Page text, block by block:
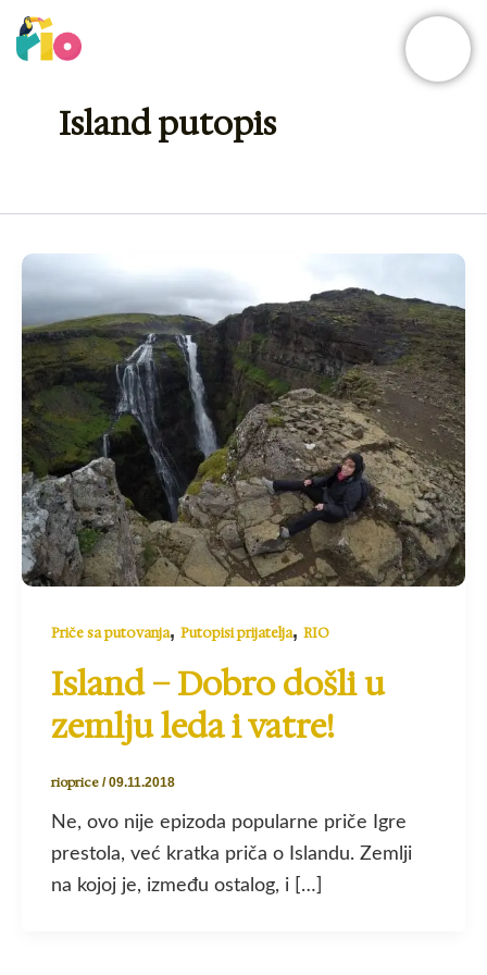
Skip
to
Island putopis
Priče sa putovanja, Putopisi prijatelja, RIO
Island – Dobro došli u
zemlju leda i vatre!
rioprice /09.11.2018
Ne, ovo nije epizoda popularne priče Igre
prestola, već kratka priča o Islandu. Zemlji
na kojoj je, između ostalog, i […]